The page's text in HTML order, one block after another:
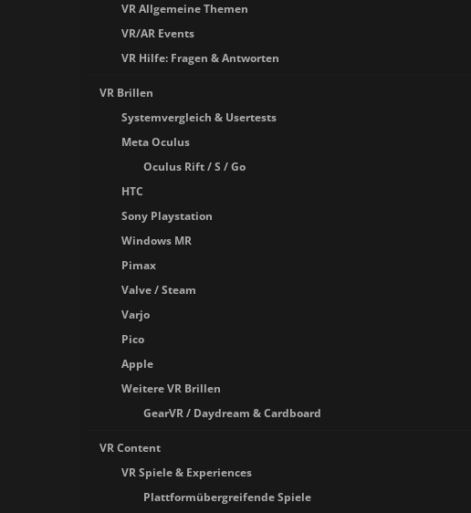
VR Allgemeine Themen
VR/AR Events
VR Hilfe: Fragen & Antworten
VR Brillen
Systemvergleich & Usertests
Meta Oculus
Oculus Rift / S / Go
HTC
Sony Playstation
Windows MR
Pimax
Valve / Steam
Varjo
Pico
Apple
Weitere VR Brillen
GearVR / Daydream & Cardboard
VR Content
VR Spiele & Experiences
Plattformübergreifende Spiele